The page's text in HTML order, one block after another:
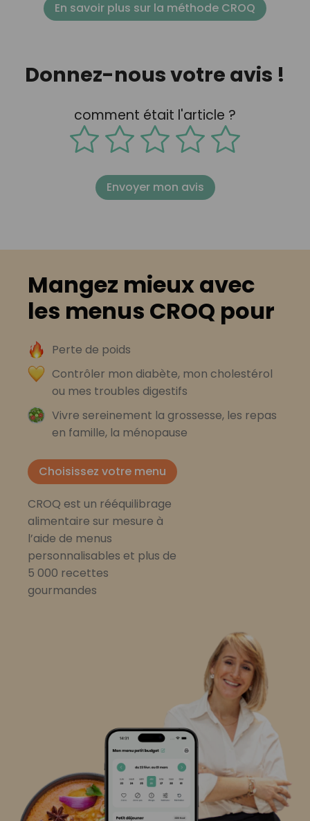
En savoir plus sur la méthode CROQ
Donnez-nous votre avis !
comment était l'article ?
Envoyer mon avis
Mangez mieux avec
les menus CROQ pour
Perte de poids
Contrôler mon diabète, mon cholestérol
ou mes troubles digestifs
Vivre sereinement la grossesse, les repas
en famille, la ménopause
Choisissez votre menu
CROQ est un rééquilibrage
alimentaire sur mesure à
l’aide de menus
personnalisables et plus de
5 000 recettes
gourmandes